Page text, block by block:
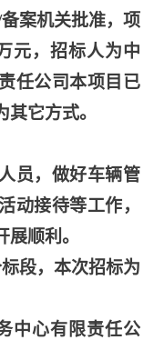
案机关批准，项
元，招标人为中
任公司本项目已
它方式。
员，做好车辆管
动接待等工作，
顺利。
段，本次招标为
中心有限责任公